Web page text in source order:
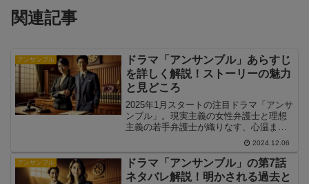
関連記事
アンサンブル
ドラマ「アンサンブル」あらすじ
を詳しく解説！ストーリーの魅力
と見どころ
2025年1月スタートの注目ドラマ「アンサ
ンブル」。現実主義の女性弁護士と理想
主義の若手弁護士が織りなす、心温まる
リーガルラブストーリーが話題です。こ
の記事では、「アンサンブル」のあらす
じを詳しく解説し、物語の魅力や見どこ
ろを余すところなくお届けします。
2024.12.06
アンサンブル
ドラマ「アンサンブル」の第7話
ネタバレ解説！明かされる過去と